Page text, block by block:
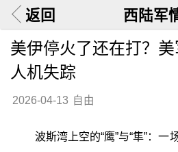
返回 西陆军
美伊停火了还在打？
人机失踪
2026-04-13 自由
波斯湾上空的“鹰”与“隼”：